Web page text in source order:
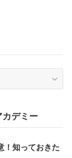
デミー
！知っておきた